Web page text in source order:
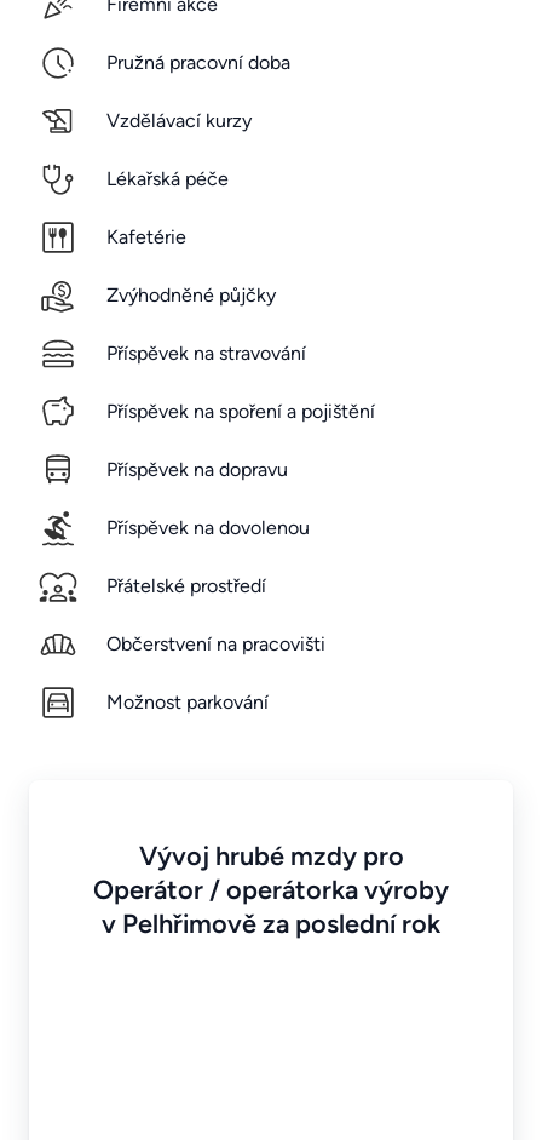
Pružná pracovní doba
Vzdělávací kurzy
Lékařská péče
Kafetérie
Zvýhodněné půjčky
Příspěvek na stravování
Příspěvek na spoření a pojištění
Příspěvek na dopravu
Příspěvek na dovolenou
Přátelské prostředí
Občerstvení na pracovišti
Možnost parkování
Vývoj hrubé mzdy pro
Operátor / operátorka výroby
v Pelhřimově za poslední rok